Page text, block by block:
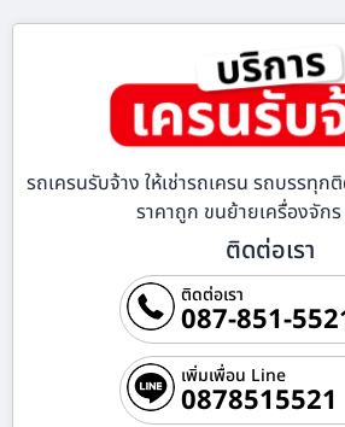
รถเครนรับจ้าง ให้เช่ารถเครน รถบรรทุก
ราคาถูก ขนย้ายเครื่องจัก
ติดต่อเรา
ติดต่อเรา
087-851-
เพิ่มเพื่อน Line
0878515521